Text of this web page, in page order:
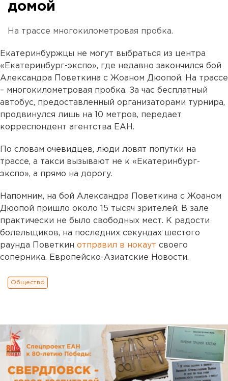
домой
На трассе многокилометровая пробка.
Екатеринбуржцы не могут выбраться из центра
«Екатеринбург-экспо», где недавно закончился бой
Александра Поветкина с Жоаном Дюопой. На трассе
– многокилометровая пробка. За час бесплатный
автобус, предоставленный организаторами турнира,
продвинулся лишь на 10 метров, передает
корреспондент агентства ЕАН.
По словам очевидцев, люди ловят попутки на
трассе, а такси вызывают не к «Екатеринбург-
экспо», а прямо на дорогу.
Напомним, на бой Александра Поветкина с Жоаном
Дюопой пришло около 15 тысяч зрителей. В зале
практически не было свободных мест. К радости
болельщиков, на последних секундах шестого
раунда Поветкин отправил в нокаут своего
соперника. Европейско-Азиатские Новости.
Общество